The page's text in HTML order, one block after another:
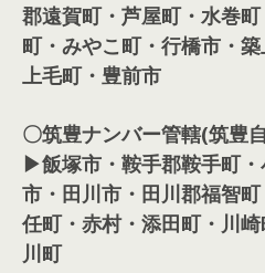
郡遠賀町・芦屋町・水巻
町・みやこ町・行橋市・
上毛町・豊前市
〇筑豊ナンバー管轄(筑豊
▶飯塚市・鞍手郡鞍手町
市・田川市・田川郡福智
任町・赤村・添田町・川
川町